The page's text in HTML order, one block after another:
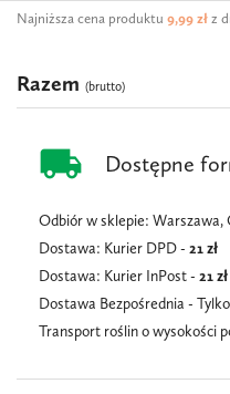
Najniższa cena produktu 9,99 zł z
local_shipping Dostępne
Odbiór w sklepie: Warszawa,
Dostawa: Kurier DPD - 21 zł
Dostawa: Kurier InPost - 21zł
Dostawa Bezpośrednia -
Transport roślin o wysokości
Razem (brutto)